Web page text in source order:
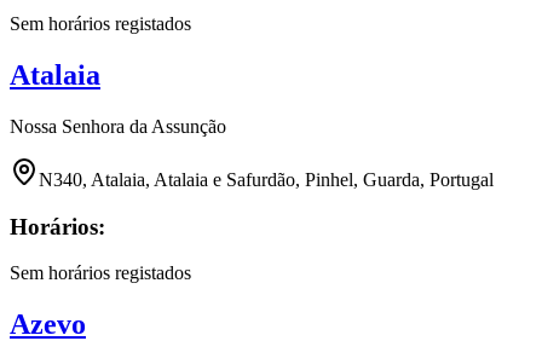
Sem horários registados
Atalaia
Nossa Senhora da Assunção
N340, Atalaia, Atalaia e Safurdão, Pinhel, Guarda, Portugal
Horários:
Sem horários registados
Azevo